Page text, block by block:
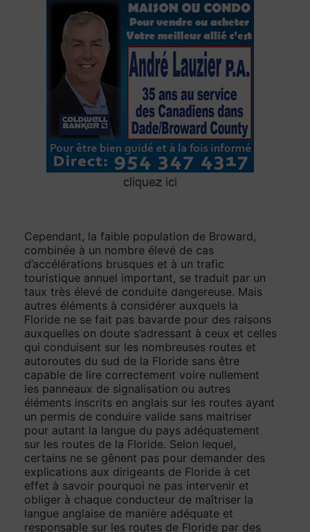
Cependant, la faible population de Broward,
combinée à un nombre élevé de cas
d’accélérations brusques et à un trafic
touristique annuel important, se traduit par un
taux très élevé de conduite dangereuse. Mais
autres éléments à considérer auxquels la
Floride ne se fait pas bavarde pour des raisons
auxquelles on doute s’adressant à ceux et celles
qui conduisent sur les nombreuses routes et
autoroutes du sud de la Floride sans être
capable de lire correctement voire nullement
les panneaux de signalisation ou autres
éléments inscrits en anglais sur les routes ayant
un permis de conduire valide sans maitriser
pour autant la langue du pays adéquatement
sur les routes de la Floride. Selon lequel,
certains ne se gênent pas pour demander des
explications aux dirigeants de Floride à cet
effet à savoir pourquoi ne pas intervenir et
obliger à chaque conducteur de maîtriser la
langue anglaise de manière adéquate et
responsable sur les routes de Floride par des